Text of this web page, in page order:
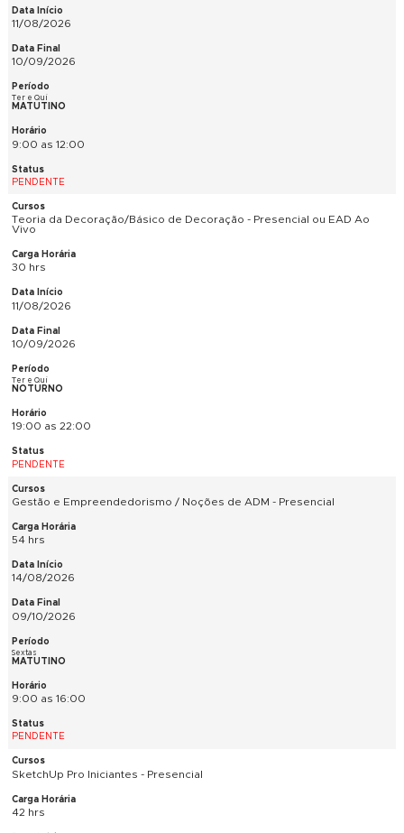
30 hrs
11/08/2026
10/09/2026
Ter e Qui
19:00 as 22:00
SketchUp Pro Iniciantes - Presencial
42 hrs
11/08/2026
24/09/2026
Ter e Qui
14:00 as 17:00
CANCELADO
Teoria da Decoração/Básico de Decoração - Presencial ou
Vivo
30 hrs
10/09/2026
Ter e Qui
MATUTINO